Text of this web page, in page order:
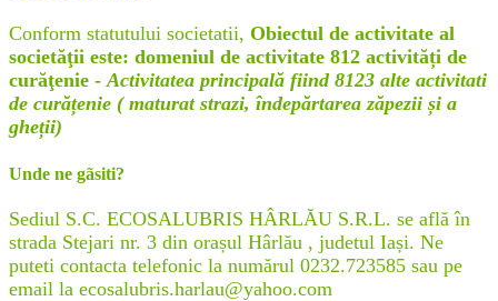
Conform statutului societatii, Obiectul de activitate al
societăţii este: domeniul de activitate 812 activități de
curăţenie -Activitatea principală fiind 8123 alte activitati
de curățenie ( maturat strazi, îndepărtarea zăpezii și a
gheții)
Unde ne gãsiti?
Sediul S.C. ECOSALUBRIS HÂRLĂU S.R.L. se află în
strada Stejari nr. 3 din orașul Hârlău , judetul Iași. Ne
puteti contacta telefonic la numărul 0232.723585 sau pe
email la ecosalubris.harlau@yahoo.com